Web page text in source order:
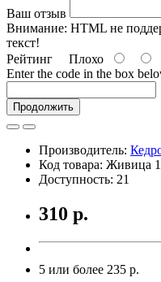
Ваш отзыв
Внимание: HTML не
текст!
Рейтинг Плохо
Enter the code in the box
Продолжить
Производитель:
Код товара: Живица
Доступность: 21
310 р.
5 или более 235 р.